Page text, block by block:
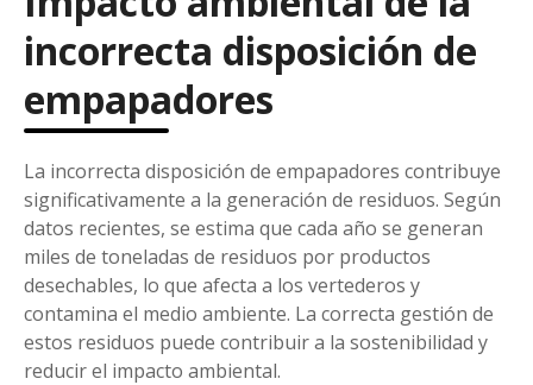
incorrecta disposición de
empapadores
La incorrecta disposición de empapadores contribuye
significativamente a la generación de residuos. Según
datos recientes, se estima que cada año se generan
miles de toneladas de residuos por productos
desechables, lo que afecta a los vertederos y
contamina el medio ambiente. La correcta gestión de
estos residuos puede contribuir a la sostenibilidad y
reducir el impacto ambiental.